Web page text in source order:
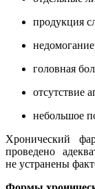
продукция
головная
отсутствие
небольшое
Хронический
проведено
не устранены